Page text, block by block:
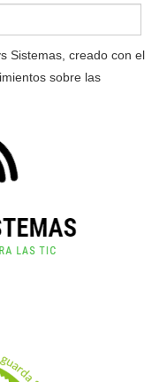
Sistemas, creado con el
sobre las